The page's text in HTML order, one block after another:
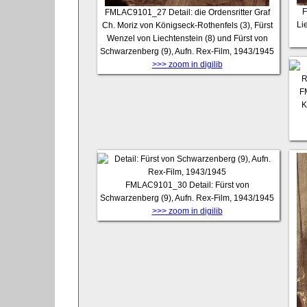
FMLAC9101_27 Detail: die Ordensritter Graf
Ch. Moriz von Königseck-Rothenfels (3), Fürst
Wenzel von Liechtenstein (8) und Fürst von
Schwarzenberg (9), Aufn. Rex-Film, 1943/1945
>>> zoom in digilib
FMLAC9101_30 Detail: Fürst von
Schwarzenberg (9), Aufn. Rex-Film, 1943/1945
>>> zoom in digilib